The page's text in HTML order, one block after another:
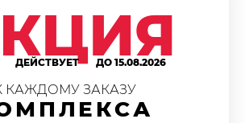
ДЕЙСТВУЕТ ДО 15.08.2026
КАЖДОМУ ЗАКАЗУ